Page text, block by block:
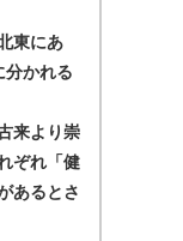
東にあ
分かれる
来より崇
ぞれ「健
あるとさ